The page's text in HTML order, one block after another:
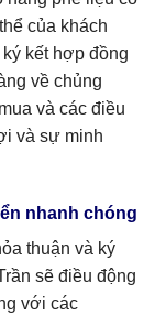
của khách
kết hợp đồng
về chủng
và các điều
và sự minh
nhanh chóng
thuận và ký
sẽ điều động
với các